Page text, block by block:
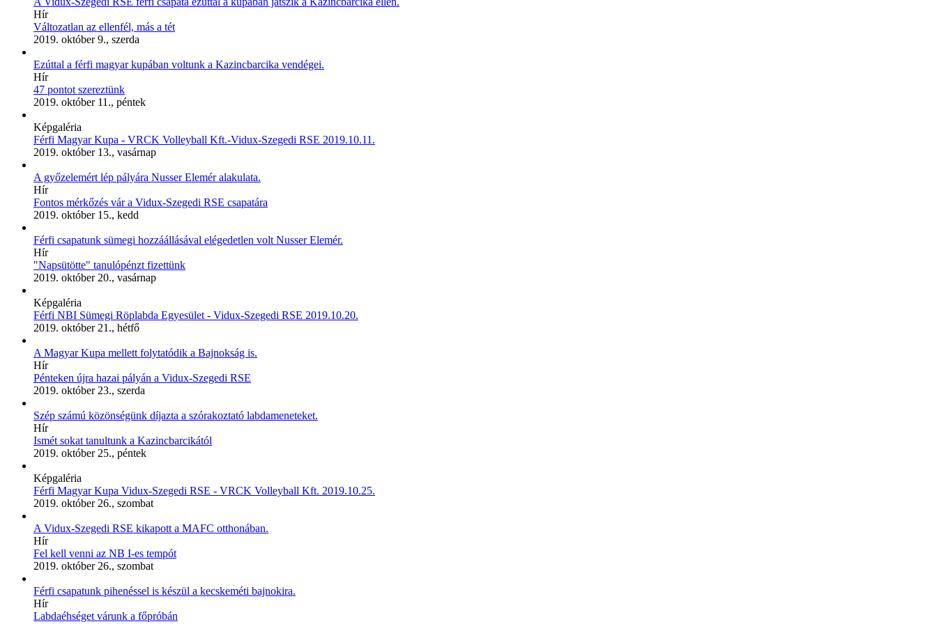
Hír
Változatlan az ellenfél, más a tét
2019. október 9., szerda
Ezúttal a férfi magyar kupában voltunk a Kazincbarcika vendégei.
Hír
47 pontot szereztünk
2019. október 11., péntek
Képgaléria
Férfi Magyar Kupa - VRCK Volleyball Kft.-Vidux-Szegedi RSE 2019.10.11.
2019. október 13., vasárnap
A győzelemért lép pályára Nusser Elemér alakulata.
Hír
Fontos mérkőzés vár a Vidux-Szegedi RSE csapatára
2019. október 15., kedd
Férfi csapatunk sümegi hozzáállásával elégedetlen volt Nusser Elemér.
Hír
"Napsütötte" tanulópénzt fizettünk
2019. október 20., vasárnap
Képgaléria
Férfi NBI Sümegi Röplabda Egyesület - Vidux-Szegedi RSE 2019.10.20.
2019. október 21., hétfő
A Magyar Kupa mellett folytatódik a Bajnokság is.
Hír
Pénteken újra hazai pályán a Vidux-Szegedi RSE
2019. október 23., szerda
Szép számú közönségünk díjazta a szórakoztató labdameneteket.
Hír
Ismét sokat tanultunk a Kazincbarcikától
2019. október 25., péntek
Képgaléria
Férfi Magyar Kupa Vidux-Szegedi RSE - VRCK Volleyball Kft. 2019.10.25.
2019. október 26., szombat
A Vidux-Szegedi RSE kikapott a MAFC otthonában.
Hír
Fel kell venni az NB I-es tempót
2019. október 26., szombat
Férfi csapatunk pihenéssel is készül a kecskeméti bajnokira.
Hír
Labdaéhséget várunk a főpróbán